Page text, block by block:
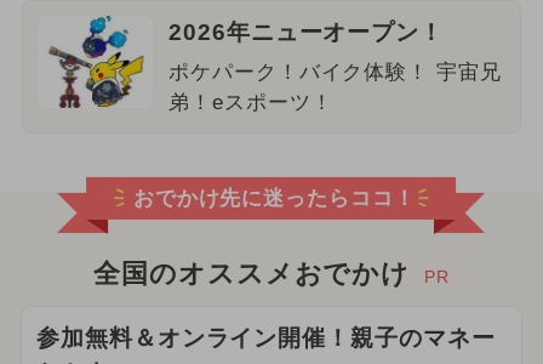
2026年ニューオープン！
ポケパーク！バイク体験！ 宇宙兄
弟！eスポーツ！
おでかけ先に迷ったらココ！
全国のオススメおでかけ PR
参加無料＆オンライン開催！親子のマネー